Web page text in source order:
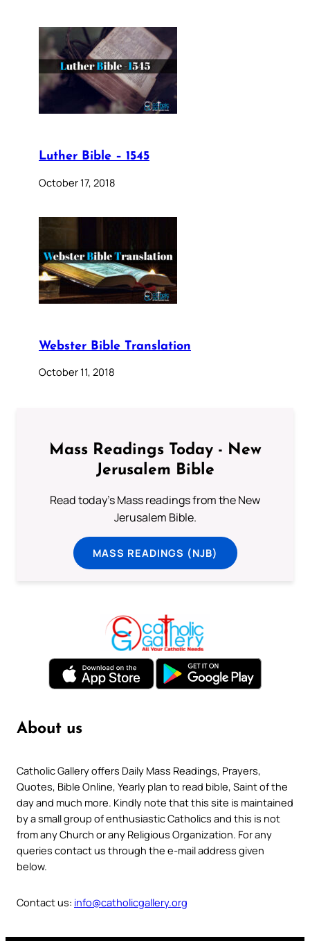
Luther Bible – 1545
October 17, 2018
Webster Bible Translation
October 11, 2018
Mass Readings Today - New
Jerusalem Bible
Read today's Mass readings from the New
Jerusalem Bible.
MASS READINGS (NJB)
About us
Catholic Gallery offers Daily Mass Readings, Prayers,
Quotes, Bible Online, Yearly plan to read bible, Saint of the
day and much more. Kindly note that this site is maintained
by a small group of enthusiastic Catholics and this is not
from any Church or any Religious Organization. For any
queries contact us through the e-mail address given
below.
Contact us: info@catholicgallery.org